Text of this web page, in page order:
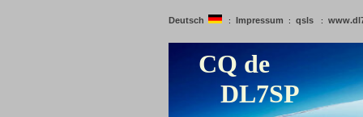
Deutsch : Impressum : qsls :
CQ de
DL7SP